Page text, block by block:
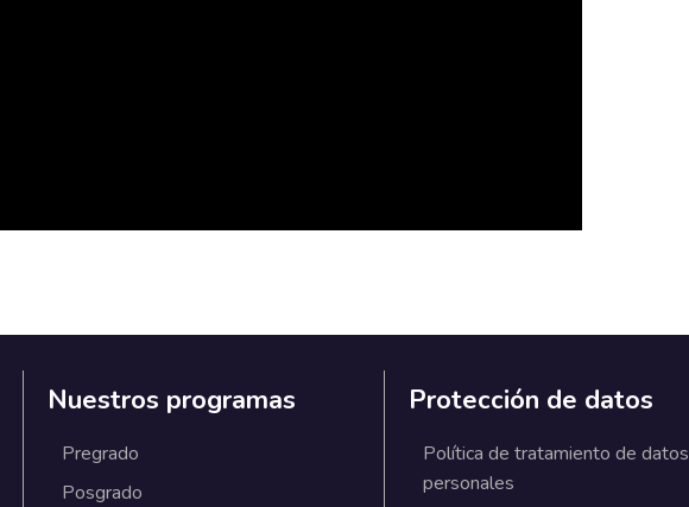
Nuestros programas
Pregrado
Posgrado
Protección de datos
Política de tratamiento de datos
personales